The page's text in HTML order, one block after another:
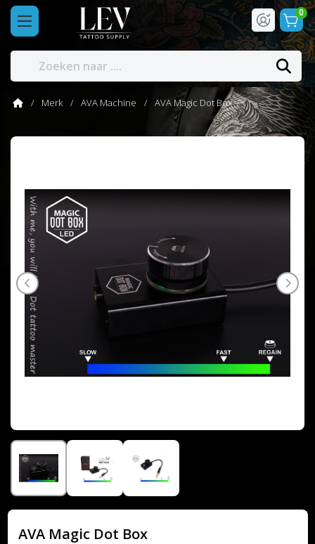
0
Merk AVA Machine AVA Magic Dot Box
AVA Magic Dot Box